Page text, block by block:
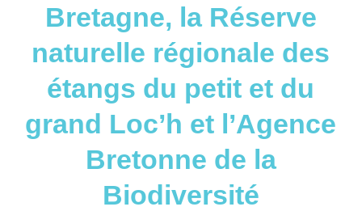
Bretagne, la Réserve
naturelle régionale des
étangs du petit et du
grand Loc’h et l’Agence
Bretonne de la
Biodiversité